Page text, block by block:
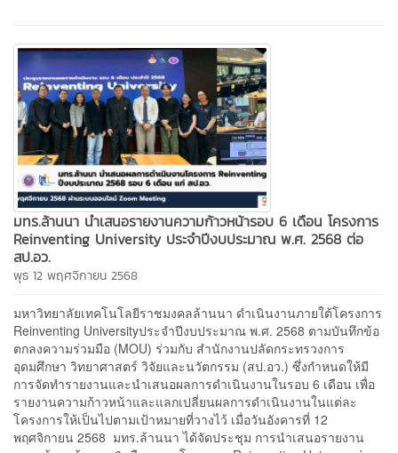
มทร.ล้านนา นำเสนอรายงานความก้าวหน้ารอบ 6 เดือน โครงการ
Reinventing University ประจำปีงบประมาณ พ.ศ. 2568 ต่อ
สป.อว.
พุธ 12 พฤศจิกายน 2568
มหาวิทยาลัยเทคโนโลยีราชมงคลล้านนา ดำเนินงานภายใต้โครงการ
Reinventing Universityประจำปีงบประมาณ พ.ศ. 2568 ตามบันทึกข้อ
ตกลงความร่วมมือ (MOU) ร่วมกับ สำนักงานปลัดกระทรวงการ
อุดมศึกษา วิทยาศาสตร์ วิจัยและนวัตกรรม (สป.อว.) ซึ่งกำหนดให้มี
การจัดทำรายงานและนำเสนอผลการดำเนินงานในรอบ 6 เดือน เพื่อ
รายงานความก้าวหน้าและแลกเปลี่ยนผลการดำเนินงานในแต่ละ
โครงการให้เป็นไปตามเป้าหมายที่วางไว้ เมื่อวันอังคารที่ 12
พฤศจิกายน 2568 มทร.ล้านนา ได้จัดประชุม การนำเสนอรายงาน